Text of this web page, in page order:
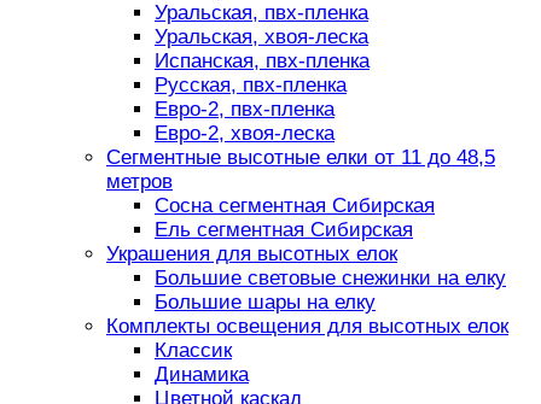
Уральская, пвх-пленка
Уральская, хвоя-леска
Испанская, пвх-пленка
Русская, пвх-пленка
Евро-2, пвх-пленка
Евро-2, хвоя-леска
Сегментные высотные елки от 11 до 48,5
метров
Сосна сегментная Сибирская
Ель сегментная Сибирская
Украшения для высотных елок
Большие световые снежинки на елку
Большие шары на елку
Комплекты освещения для высотных елок
Классик
Динамика
Цветной каскад